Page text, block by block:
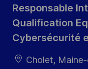
Responsable
Qualification
Cybersécurité
localisation
Cholet,